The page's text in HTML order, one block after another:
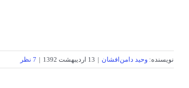
نویسنده: وحید دامن‌افشان | 13 اردیبهشت 1392 | 7 نظر